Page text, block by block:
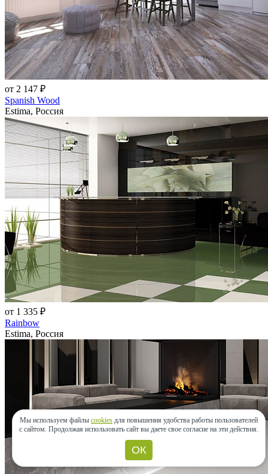
от 2 147 ₽
Spanish Wood
Estima, Россия
от 1 335 ₽
Rainbow
Estima, Россия
Мы используем файлы cookies для повышения удобства работы пользователей
с сайтом. Продолжая использовать сайт вы даете свое согласие на эти действия.
ОК